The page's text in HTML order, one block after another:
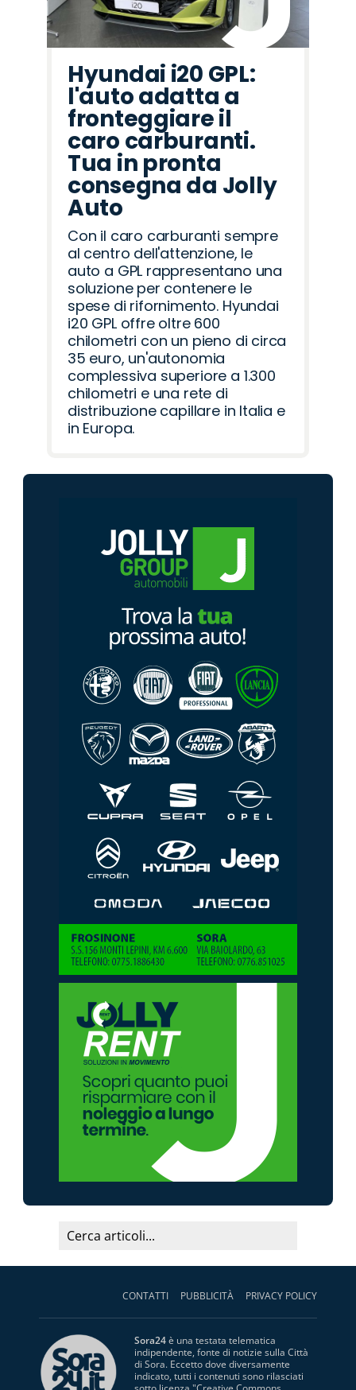
Hyundai i20 GPL:
l'auto adatta a
fronteggiare il
caro carburanti.
Tua in pronta
consegna da Jolly
Auto
Con il caro carburanti sempre
al centro dell'attenzione, le
auto a GPL rappresentano una
soluzione per contenere le
spese di rifornimento. Hyundai
i20 GPL offre oltre 600
chilometri con un pieno di circa
35 euro, un'autonomia
complessiva superiore a 1.300
chilometri e una rete di
distribuzione capillare in Italia e
in Europa.
CONTATTI PUBBLICITÀ PRIVACY POLICY
Sora24è una testata telematica
indipendente, fonte di notizie sulla Città
di Sora. Eccetto dove diversamente
indicato, tutti i contenuti sono rilasciati